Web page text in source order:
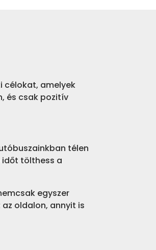
célokat, amelyek
és csak pozitív
télen
időt tölthess a
egyszer
oldalon, annyit is